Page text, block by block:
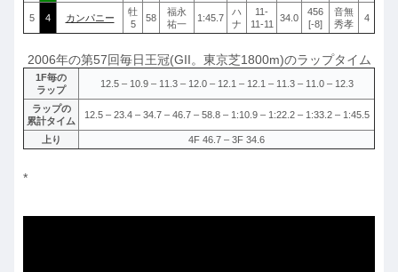
5 4 カンパニー
牡
5
58
福永
祐一
1:45.7
ハ
ナ
11-
11-11
34.0
456
[-8]
音無
秀孝
4
2006年の第57回毎日王冠(GII。東京芝1800m)のラップタイム
1F毎の
ラップ
12.5 – 10.9 – 11.3 – 12.0 – 12.1 – 12.1 – 11.3 – 11.0 – 12.3
ラップの
累計タイム
12.5 – 23.4 – 34.7 – 46.7 – 58.8 – 1:10.9 – 1:22.2 – 1:33.2 – 1:45.5
上り 4F 46.7 – 3F 34.6
*